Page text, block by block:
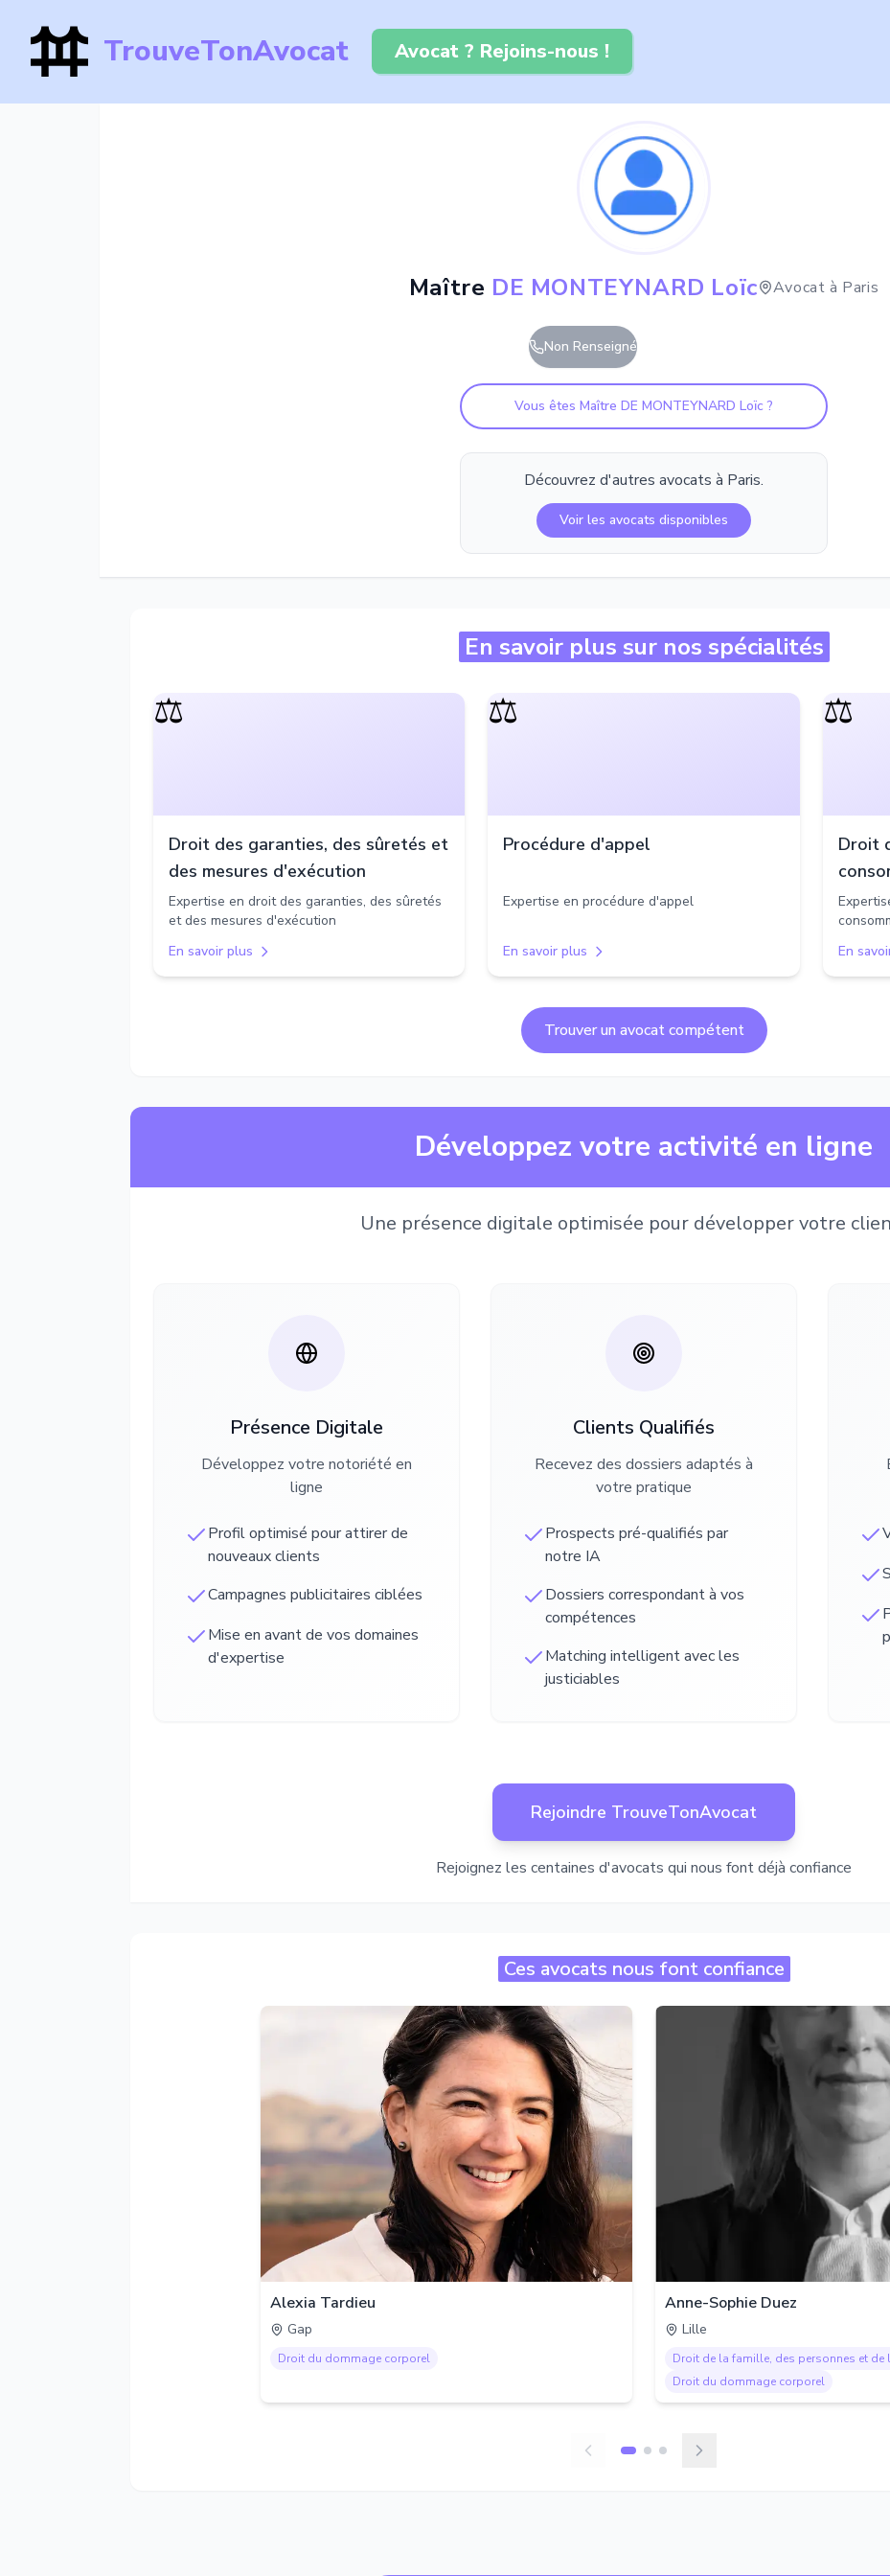
TrouveTonAvocat Avocat ? Rejoins-nous !
Maître DE MONTEYNARD Loïc Avocat à Paris
Non Renseigné
Vous êtes Maître DE MONTEYNARD Loïc ?
Découvrez d'autres avocats à Paris.
Voir les avocats disponibles
En savoir plus sur nos spécialités
⚖️
Droit des garanties, des sûretés et
des mesures d'exécution
Expertise en droit des garanties, des sûretés
et des mesures d'exécution
En savoir plus
⚖️
Procédure d'appel
Expertise en procédure d'appel
En savoir plus
⚖️
Droit
En
Trouver un avocat compétent
Développez votre activité en ligne
Une présence digitale optimisée pour développer votre
Présence Digitale
Développez votre notoriété en
ligne
Profil optimisé pour attirer de
nouveaux clients
Campagnes publicitaires ciblées
Mise en avant de vos domaines
d'expertise
Clients Qualifiés
Recevez des dossiers adaptés à
votre pratique
Prospects pré-qualifiés par
notre IA
Dossiers correspondant à vos
compétences
Matching intelligent avec les
justiciables
Rejoindre TrouveTonAvocat
Rejoignez les centaines d'avocats qui nous font déjà confiance
Ces avocats nous font confiance
Alexia Tardieu
Gap
Droit du dommage corporel
Anne-Sophie Duez
Lille
Droit de la famille, des personnes et de
Droit du dommage corporel